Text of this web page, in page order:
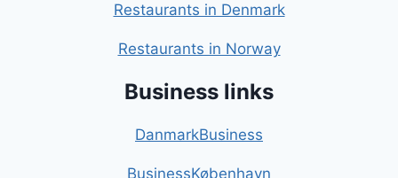
Restaurants in Denmark
Restaurants in Norway
Business links
DanmarkBusiness
BusinessKøbenhavn